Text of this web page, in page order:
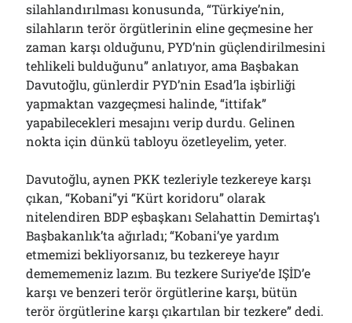
silahlandırılması konusunda, “Türkiye’nin,
silahların terör örgütlerinin eline geçmesine her
zaman karşı olduğunu, PYD’nin güçlendirilmesini
tehlikeli bulduğunu” anlatıyor, ama Başbakan
Davutoğlu, günlerdir PYD’nin Esad’la işbirliği
yapmaktan vazgeçmesi halinde, “ittifak”
yapabilecekleri mesajını verip durdu. Gelinen
nokta için dünkü tabloyu özetleyelim, yeter.
Davutoğlu, aynen PKK tezleriyle tezkereye karşı
çıkan, “Kobani”yi “Kürt koridoru” olarak
nitelendiren BDP eşbaşkanı Selahattin Demirtaş’ı
Başbakanlık’ta ağırladı; “Kobani’ye yardım
etmemizi bekliyorsanız, bu tezkereye hayır
demememeniz lazım. Bu tezkere Suriye’de IŞİD’e
karşı ve benzeri terör örgütlerine karşı, bütün
terör örgütlerine karşı çıkartılan bir tezkere” dedi.